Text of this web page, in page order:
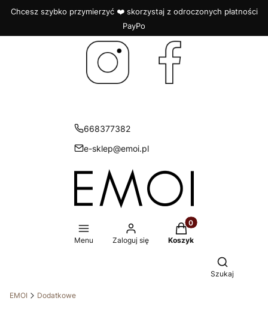
Chcesz szybko przymierzyć ❤️ skorzystaj z odroczonych płatności
PayPo
668377382
e-sklep@emoi.pl
Menu Zaloguj się
Produkty w
Koszyk
Otwórz
Szukaj
EMOI Dodatkowe